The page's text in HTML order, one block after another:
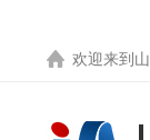
欢迎来到